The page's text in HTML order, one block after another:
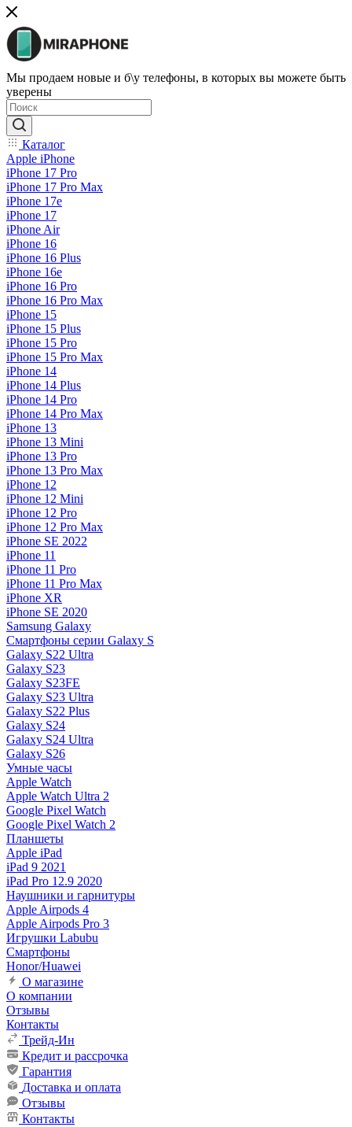
Мы продаем новые и б\у телефоны, в которых вы можете быть
уверены
Каталог
Apple iPhone
iPhone 17 Pro
iPhone 17 Pro Max
iPhone 17e
iPhone 17
iPhone Air
iPhone 16
iPhone 16 Plus
iPhone 16e
iPhone 16 Pro
iPhone 16 Pro Max
iPhone 15
iPhone 15 Plus
iPhone 15 Pro
iPhone 15 Pro Max
iPhone 14
iPhone 14 Plus
iPhone 14 Pro
iPhone 14 Pro Max
iPhone 13
iPhone 13 Mini
iPhone 13 Pro
iPhone 13 Pro Max
iPhone 12
iPhone 12 Mini
iPhone 12 Pro
iPhone 12 Pro Max
iPhone SE 2022
iPhone 11
iPhone 11 Pro
iPhone 11 Pro Max
iPhone XR
iPhone SE 2020
Samsung Galaxy
Смартфоны серии Galaxy S
Galaxy S22 Ultra
Galaxy S23
Galaxy S23FE
Galaxy S23 Ultra
Galaxy S22 Plus
Galaxy S24
Galaxy S24 Ultra
Galaxy S26
Умные часы
Apple Watch
Apple Watch Ultra 2
Google Pixel Watch
Google Pixel Watch 2
Планшеты
Apple iPad
iPad 9 2021
iPad Pro 12.9 2020
Наушники и гарнитуры
Apple Airpods 4
Apple Airpods Pro 3
Игрушки Labubu
Смартфоны
Honor/Huawei
О магазине
О компании
Отзывы
Контакты
Трейд-Ин
Кредит и рассрочка
Гарантия
Доставка и оплата
Отзывы
Контакты